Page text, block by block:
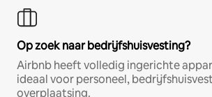
Op zoek naar bedrijfshuisvesting?
Airbnb heeft volledig ingerichte
ideaal voor personeel,
overplaatsing.